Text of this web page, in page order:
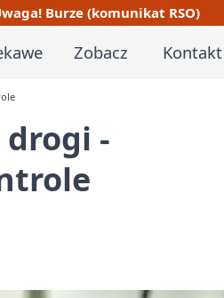
Burze (komunikat RSO)
Zobacz Kontakt
drogi -